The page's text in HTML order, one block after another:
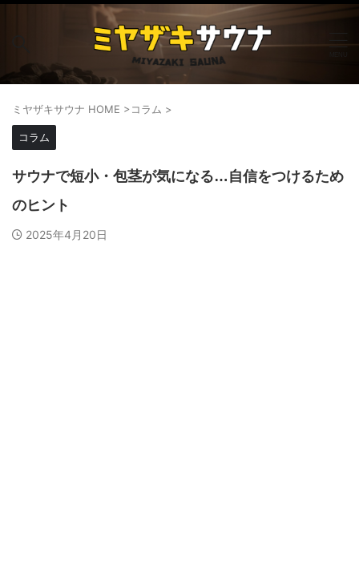
ミヤザキサウナ HOME >コラム >
コラム
サウナで短小・包茎が気になる…自信をつけるため
のヒント
2025年4月20日